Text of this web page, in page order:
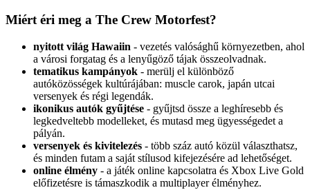
Miért éri meg a The Crew Motorfest?
nyitott világ Hawaiin - vezetés valósághű környezetben, ahol
a városi forgatag és a lenyűgöző tájak összeolvadnak.
tematikus kampányok - merülj el különböző
autóközösségek kultúrájában: muscle carok, japán utcai
versenyek és régi legendák.
ikonikus autók gyűjtése - gyűjtsd össze a leghíresebb és
legkedveltebb modelleket, és mutasd meg ügyességedet a
pályán.
versenyek és kivitelezés - több száz autó közül választhatsz,
és minden futam a saját stílusod kifejezésére ad lehetőséget.
online élmény - a játék online kapcsolatra és Xbox Live Gold
előfizetésre is támaszkodik a multiplayer élményhez.